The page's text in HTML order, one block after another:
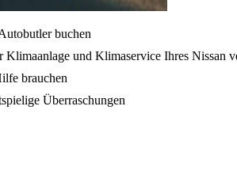
buchen
und Klimaservice Ihres Nissan
brauchen
Überraschungen